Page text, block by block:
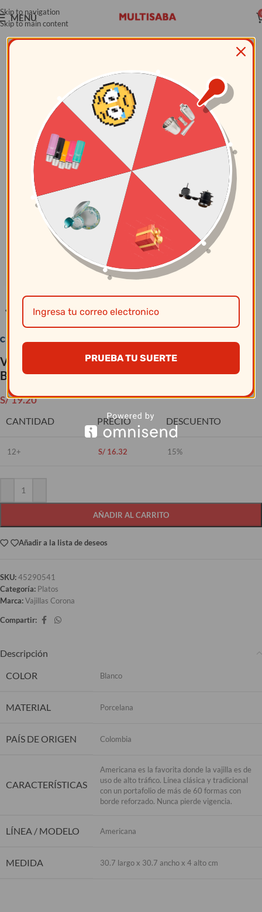
Skip to navigation
Skip to main content
MENÚ
Vajillas Corona – Plato Pasta 555Cc Americana
Blco.
S/19.20
CANTIDAD PRECIO DESCUENTO
12+ S/ 16.32 15%
AÑADIR AL CARRITO
Añadir a la lista de deseos
SKU:45290541
Categoría: Platos
Marca:Vajillas Corona
Compartir:
Descripción
COLOR
Blanco
MATERIAL Porcelana
PAÍS DE ORIGEN Colombia
CARACTERÍSTICAS
Americana es la favorita donde la vajilla es de
uso de alto tráfico. Línea clásica y tradicional
con un portafolio de más de 60 formas con
borde reforzado. Nunca pierde vigencia.
LÍNEA / MODELO Americana
MEDIDA 30.7 largo x 30.7 ancho x 4 alto cm
PRUEBA TU SUERTE